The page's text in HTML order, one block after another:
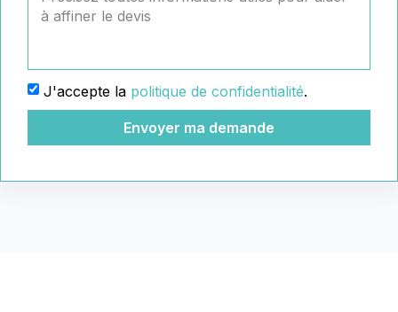
J'accepte la politique de confidentialité.
Envoyer ma demande